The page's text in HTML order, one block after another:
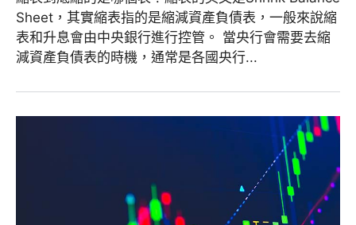
Sheet，其實縮表指的是縮減資產負債表，一般來說縮
表和升息會由中央銀行進行控管。 當央行會需要去縮
減資產負債表的時機，通常是各國央行...